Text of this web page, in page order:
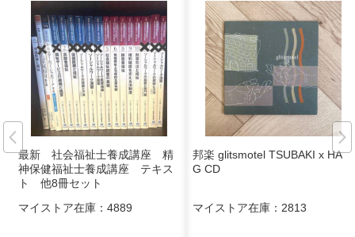
最新 社会福祉士養成講座 精
神保健福祉士養成講座 テキス
ト 他8冊セット
マイストア在庫： 4889
邦楽 glitsmotel TSUBAKI x HAN
G CD
マイストア在庫： 2813